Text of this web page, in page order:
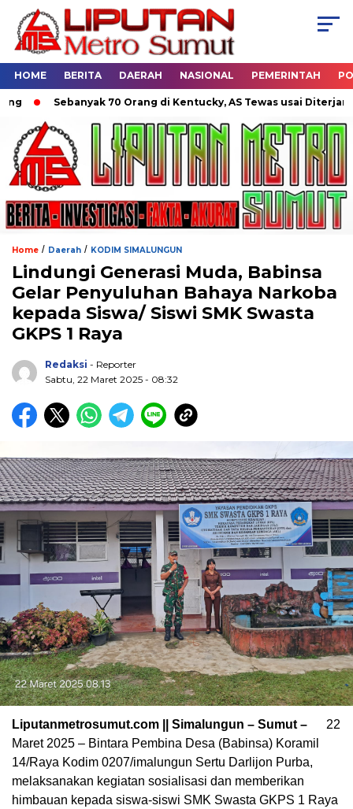
HOME BERITA DAERAH NASIONAL PEMERINTAH
70 Orang di Kentucky, AS Tewas usai Diterjang Tornado
Home / Daerah / KODIM SIMALUNGUN
Lindungi Generasi Muda, Babinsa
Gelar Penyuluhan Bahaya Narkoba
kepada Siswa/ Siswi SMK Swasta
GKPS 1 Raya
Redaksi - Reporter
Sabtu, 22 Maret 2025 - 08:32
Liputanmetrosumut.com || Simalungun – Sumut – 22
Maret 2025 – Bintara Pembina Desa (Babinsa) Koramil
14/Raya Kodim 0207/imalungun Sertu Darlijon Purba,
melaksanakan kegiatan sosialisasi dan memberikan
himbauan kepada siswa-siswi SMK Swasta GKPS 1 Raya